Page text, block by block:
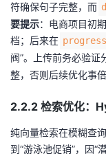
符确保句子完整，而
要提示：电商项目初
档；后来在
阀”。上传前务必验
整，否则后续优化事倍
2.2.2 检索优化：
纯向量检索在模糊查
到“游泳池促销”，因“